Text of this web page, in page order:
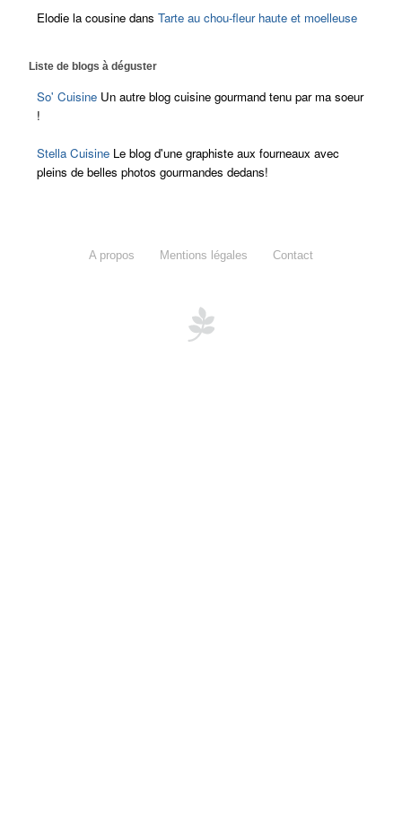
Elodie la cousine dansTarte au chou-fleur haute et moelleuse
Liste de blogs à déguster
So' Cuisine Un autre blog cuisine gourmand tenu par ma soeur
!
Stella Cuisine Le blog d'une graphiste aux fourneaux avec
pleins de belles photos gourmandes dedans!
A propos Mentions légales Contact